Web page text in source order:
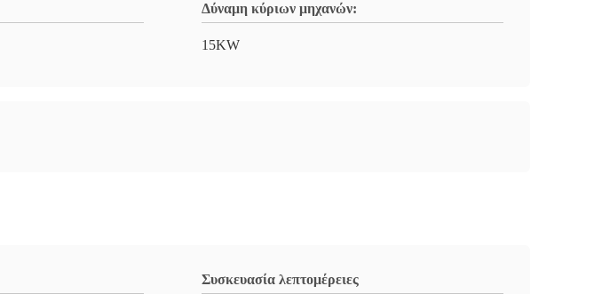
Δύναμη κύριων μηχανών:
15KW
Συσκευασία λεπτομέρειες